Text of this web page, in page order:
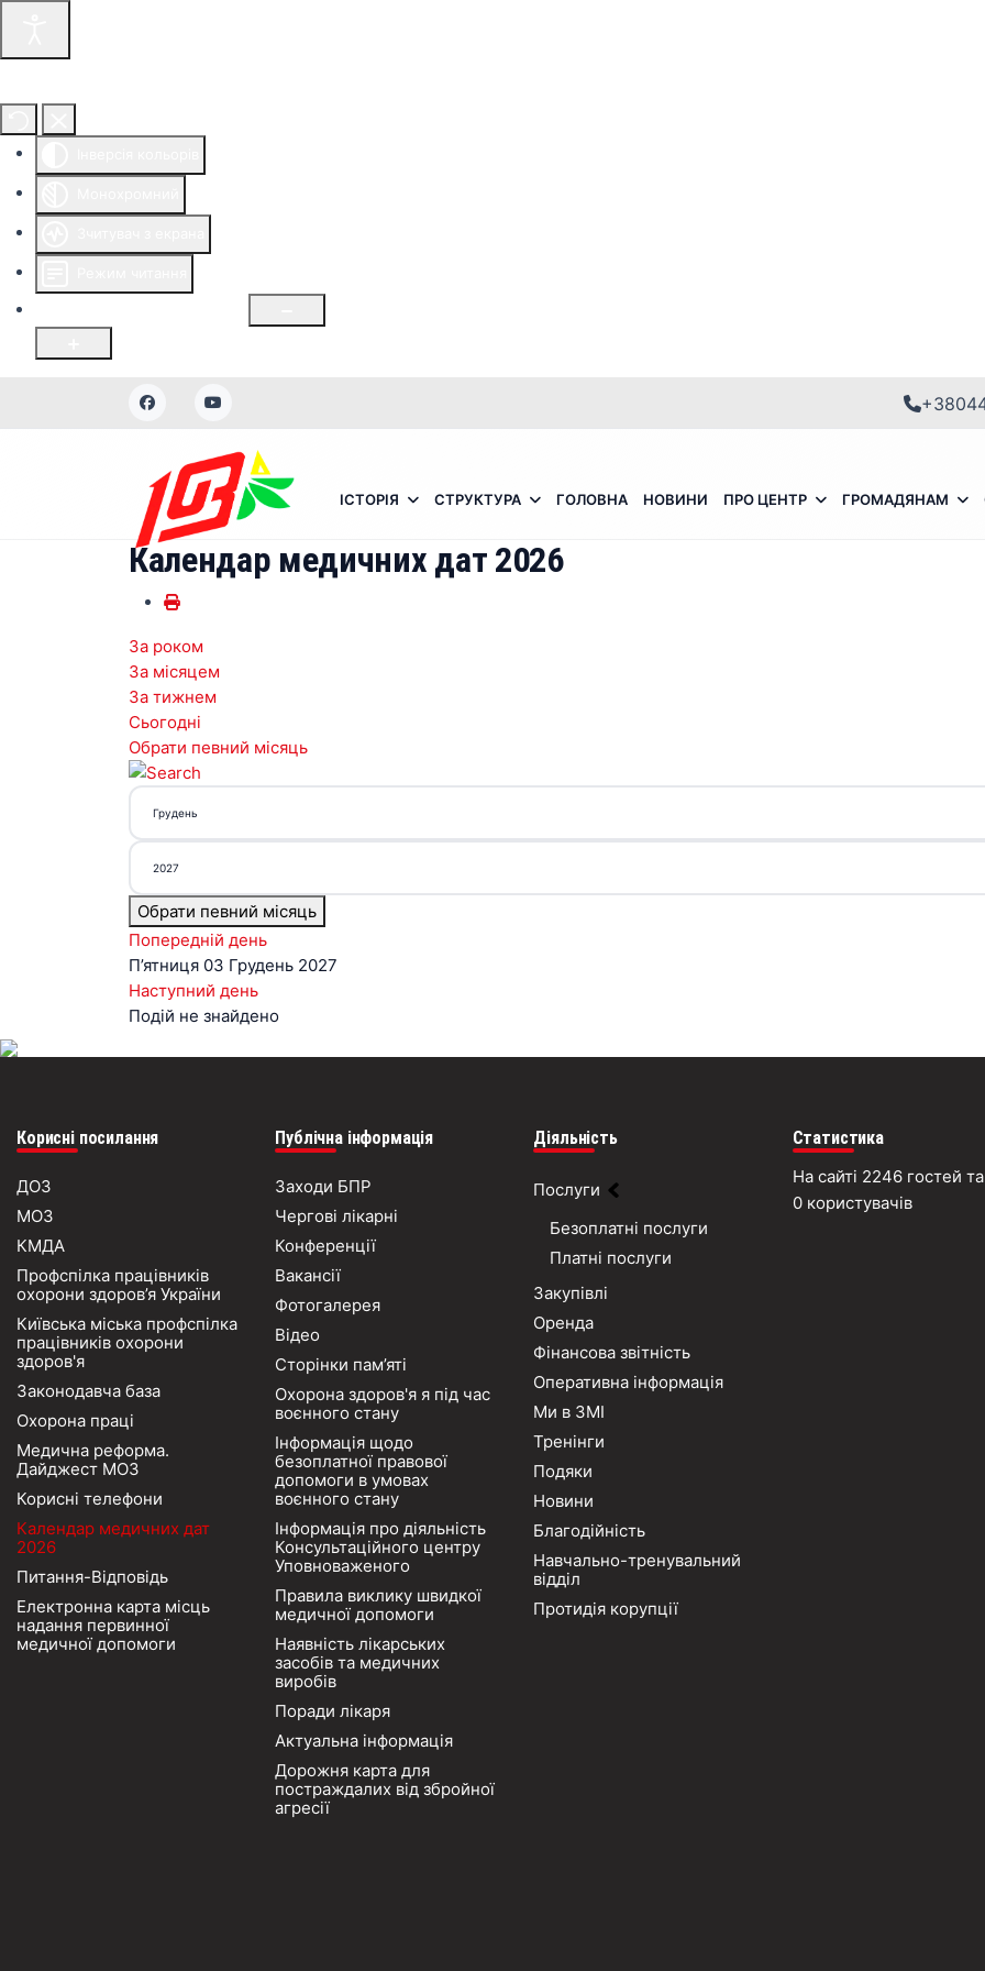
ІСТОРІЯ СТРУКТУРА ГОЛОВНА НОВИНИ ПРО ЦЕНТР ГРОМАДЯНАМ
Календар медичних дат 2026
За роком
За місяцем
За тижнем
Сьогодні
Обрати певний місяць
Обрати певний місяць
Попередній день
П’ятниця 03 Грудень 2027
Наступний день
Подій не знайдено
Корисні посилання
ДОЗ
МОЗ
КМДА
Профспілка працівників
охорони здоров’я України
Київська міська профспілка
працівників охорони
здоров'я
Законодавча база
Охорона праці
Медична реформа.
Дайджест МОЗ
Корисні телефони
Календар медичних дат
2026
Питання-Відповідь
Електронна карта місць
надання первинної
медичної допомоги
Публічна інформація
Заходи БПР
Чергові лікарні
Конференції
Вакансії
Фотогалерея
Відео
Сторінки пам’яті
Охорона здоров'я я під час
воєнного стану
Інформація щодо
безоплатної правової
допомоги в умовах
воєнного стану
Інформація про діяльність
Консультаційного центру
Уповноваженого
Правила виклику швидкої
медичної допомоги
Наявність лікарських
засобів та медичних
виробів
Поради лікаря
Актуальна інформація
Дорожня карта для
постраждалих від збройної
агресії
Діяльність
Послуги
Безоплатні послуги
Платні послуги
Закупівлі
Оренда
Фінансова звітність
Оперативна інформація
Ми в ЗМІ
Тренінги
Подяки
Новини
Благодійність
Навчально-тренувальний
відділ
Протидія корупції
Статистика
На сайті 2246 гостей та
0 користувачів